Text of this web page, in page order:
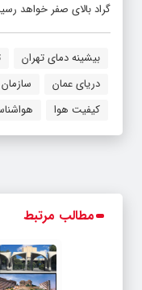
گراد بالای صفر خواهد
بیشینه دمای تهران
دریای عمان
کیفیت هوا
مطالب مرتبط